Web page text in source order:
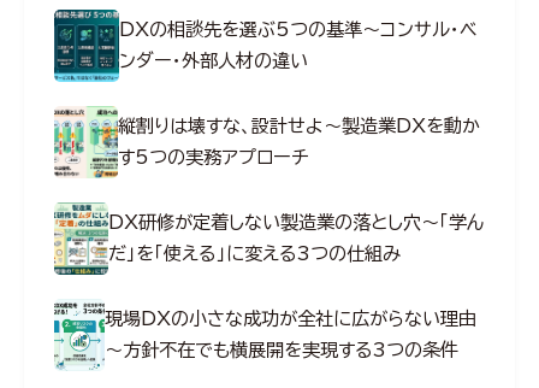
DXの相談先を選ぶ5つの基準～コンサル・ベ
ンダー・外部人材の違い
縦割りは壊すな、設計せよ～製造業DXを動か
す5つの実務アプローチ
DX研修が定着しない製造業の落とし穴～「学ん
だ」を「使える」に変える3つの仕組み
現場DXの小さな成功が全社に広がらない理由
～方針不在でも横展開を実現する3つの条件